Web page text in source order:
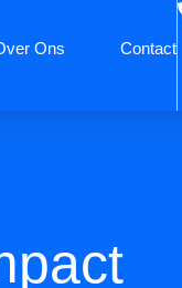
Ons Contact